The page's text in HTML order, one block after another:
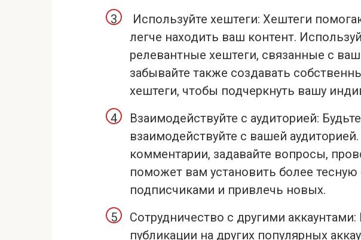
Используйте хештеги: Хештеги
легче находить ваш контент.
релевантные хештеги, связанные с
забывайте также создавать
хештеги, чтобы подчеркнуть вашу
Взаимодействуйте с аудиторией:
взаимодействуйте с вашей
комментарии, задавайте вопросы,
поможет вам установить более
подписчиками и привлечь новых.
Сотрудничество с другими
публикации на других популярных